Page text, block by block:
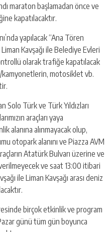
maraton başlamadan önce ve
kapatılacaktır.
yapılacak “Ana Tören
Kavşağı ile Belediye Evleri
olarak trafiğe kapatılacak
kamyonetlerin, motosiklet vb.
Solo Türk ve Türk Yıldızları
araçları yaya
alanına alınmayacak olup,
otopark alanını ve Piazza AVM
Atatürk Bulvarı üzerine ve
ve saat 13:00 itibari
ile Liman Kavşağı arası deniz
birçok etkinlik ve program
günü tüm gün boyunca